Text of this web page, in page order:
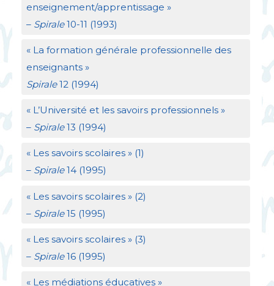
enseignement/apprentissage »
– Spirale10-11 (1993)
« La formation générale professionnelle des
enseignants »
Spirale12 (1994)
« L’Université et les savoirs professionnels »
– Spirale13 (1994)
« Les savoirs scolaires » (1)
– Spirale14 (1995)
« Les savoirs scolaires » (2)
– Spirale15 (1995)
« Les savoirs scolaires » (3)
– Spirale16 (1995)
« Les médiations éducatives »